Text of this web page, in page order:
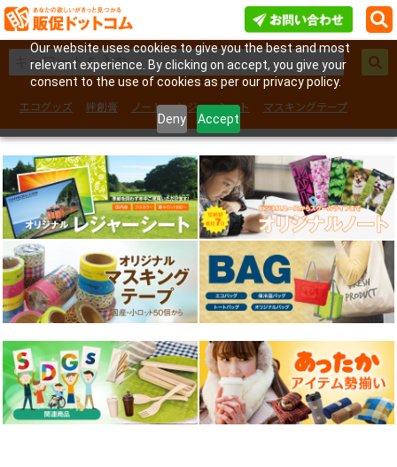
Our website uses cookies to give you the best and most
relevant experience. By clicking on accept, you give your
consent to the use of cookies as per our privacy policy.
Deny Accept
エコグッズ 絆創膏 ノート レジャーシート
マスキングテープ
フェイスシール